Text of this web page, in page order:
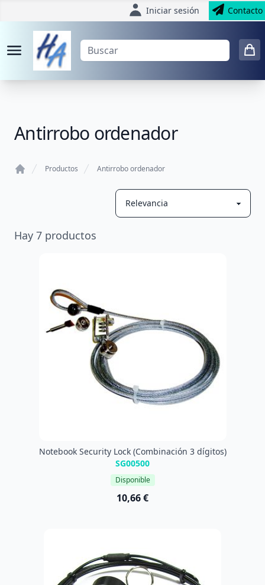
Iniciar sesión Contacto
Antirrobo ordenador
Productos Antirrobo ordenador
Hay 7 productos
Notebook Security Lock (Combinación 3 dígitos)
SG00500
Disponible
10,66 €